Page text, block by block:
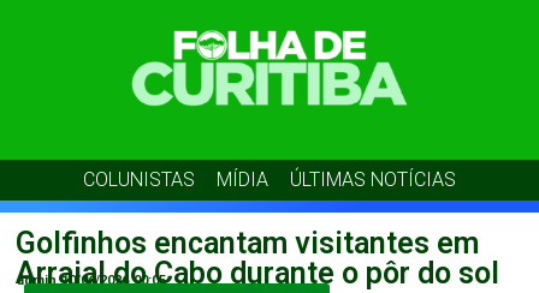
COLUNISTAS MÍDIA ÚLTIMAS NOTÍCIAS
Golfinhos encantam visitantes em
Arraial do Cabo durante o pôr do sol
admin 10/06/2026 00:05